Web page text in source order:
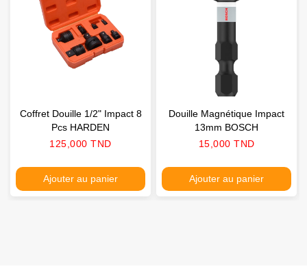
Coffret Douille 1/2" Impact 8
Pcs HARDEN
Prix
125,000 TND
Ajouter au panier
Douille Magnétique Impact
13mm BOSCH
Prix
15,000 TND
Ajouter au panier